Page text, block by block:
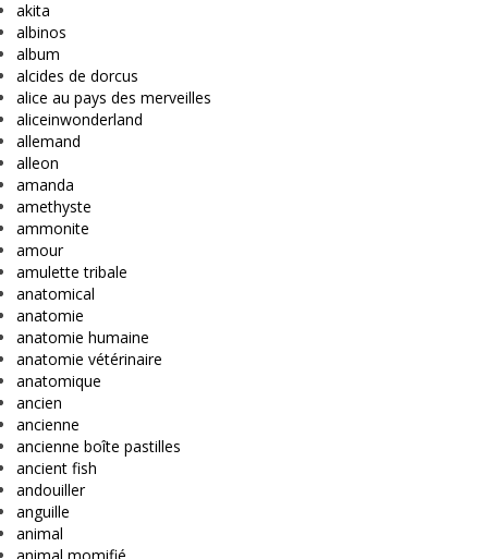
akita
albinos
album
alcides de dorcus
alice au pays des merveilles
aliceinwonderland
allemand
alleon
amanda
amethyste
ammonite
amour
amulette tribale
anatomical
anatomie
anatomie humaine
anatomie vétérinaire
anatomique
ancien
ancienne
ancienne boîte pastilles
ancient fish
andouiller
anguille
animal
animal momifié